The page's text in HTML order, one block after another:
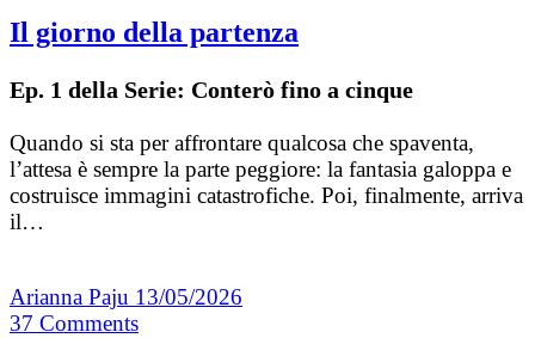
Il giorno della partenza
Ep. 1 della Serie: Conterò fino a cinque
Quando si sta per affrontare qualcosa che spaventa,
l’attesa è sempre la parte peggiore: la fantasia galoppa e
costruisce immagini catastrofiche. Poi, finalmente, arriva
il…
Arianna Paju 13/05/2026
37 Comments